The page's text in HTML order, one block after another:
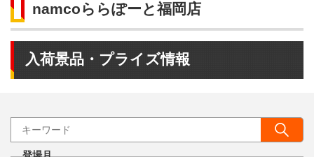
namcoららぽーと福岡店
入荷景品・プライズ情報